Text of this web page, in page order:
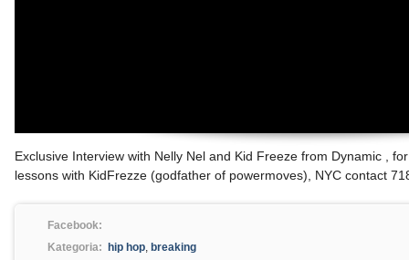
Exclusive Interview with Nelly Nel and Kid Freeze from Dynamic ,
lessons with KidFrezze (godfather of powermoves), NYC contact
Facebook:
Kategoria:
hip hop, breaking